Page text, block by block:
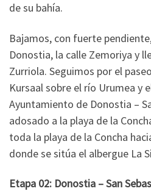
de su bahía.
Bajamos, con fuerte
Donostia, la calle Zemoriya y
Zurriola. Seguimos por el
Kursaal sobre el río Urumea y
Ayuntamiento de Donostia –
adosado a la playa de la
toda la playa de la Concha
donde se sitúa el albergue La
Etapa 02: Donostia – San